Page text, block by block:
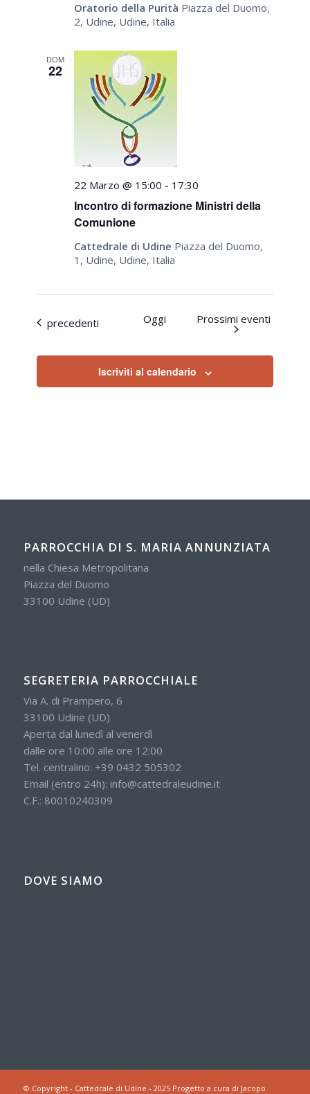
Oratorio della Purità Piazza del Duomo,
2, Udine, Udine, Italia
DOM
22
Incontro di formazione Ministri della
Comunione
22 Marzo @ 15:00 - 17:30
Cattedrale di Udine Piazza del Duomo,
1, Udine, Udine, Italia
Eventi
precedenti Oggi Prossimi eventi
Iscriviti al calendario
PARROCCHIA DI S. MARIA ANNUNZIATA
nella Chiesa Metropolitana
Piazza del Duomo
33100 Udine (UD)
SEGRETERIA PARROCCHIALE
Via A. di Prampero, 6
33100 Udine (UD)
Aperta dal lunedì al venerdì
dalle ore 10:00 alle ore 12:00
Tel. centralino: +39 0432 505302
Email (entro 24h): info@cattedraleudine.it
C.F.: 80010240309
DOVE SIAMO
© Copyright - Cattedrale di Udine - 2025 Progetto a cura di Jacopo